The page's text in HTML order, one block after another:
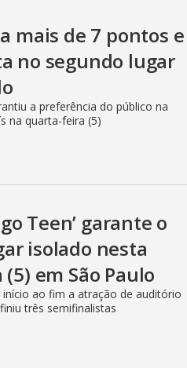
mais de 7 pontos e
no segundo lugar
a preferência do público na
na quarta-feira (5)
Teen’ garante o
isolado nesta
em São Paulo
ao fim a atração de auditório
três semifinalistas